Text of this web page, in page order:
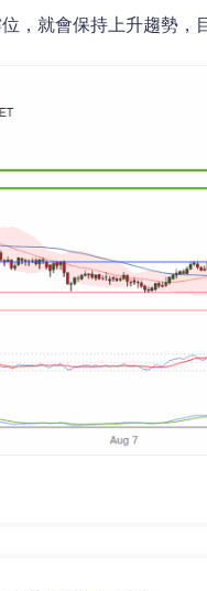
，就會保持上升趨勢，